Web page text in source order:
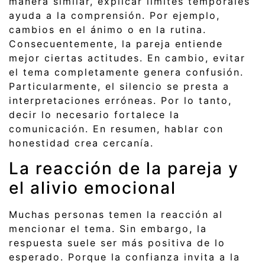
ayuda a la comprensión. Por ejemplo,
cambios en el ánimo o en la rutina.
Consecuentemente, la pareja entiende
mejor ciertas actitudes. En cambio, evitar
el tema completamente genera confusión.
Particularmente, el silencio se presta a
interpretaciones erróneas. Por lo tanto,
decir lo necesario fortalece la
comunicación. En resumen, hablar con
honestidad crea cercanía.
La reacción de la pareja y
el alivio emocional
Muchas personas temen la reacción al
mencionar el tema. Sin embargo, la
respuesta suele ser más positiva de lo
esperado. Porque la confianza invita a la